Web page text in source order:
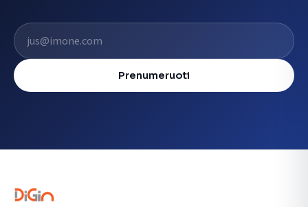
El. pašto adresas
Prenumeruoti